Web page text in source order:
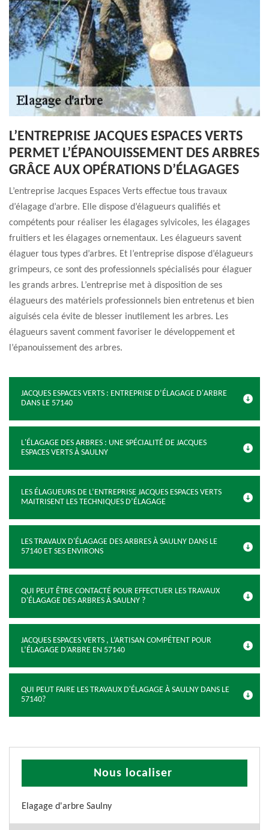
L’ENTREPRISE JACQUES ESPACES VERTS
PERMET L’ÉPANOUISSEMENT DES ARBRES
GRÂCE AUX OPÉRATIONS D’ÉLAGAGES
L’entreprise Jacques Espaces Verts effectue tous travaux
d’élagage d’arbre. Elle dispose d’élagueurs qualifiés et
compétents pour réaliser les élagages sylvicoles, les élagages
fruitiers et les élagages ornementaux. Les élagueurs savent
élaguer tous types d’arbres. Et l’entreprise dispose d’élagueurs
grimpeurs, ce sont des professionnels spécialisés pour élaguer
les grands arbres. L’entreprise met à disposition de ses
élagueurs des matériels professionnels bien entretenus et bien
aiguisés cela évite de blesser inutilement les arbres. Les
élagueurs savent comment favoriser le développement et
l’épanouissement des arbres.
JACQUES ESPACES VERTS : ENTREPRISE D’ÉLAGAGE D'ARBRE
DANS LE 57140
L'ÉLAGAGE DES ARBRES : UNE SPÉCIALITÉ DE JACQUES
ESPACES VERTS À SAULNY
LES ÉLAGUEURS DE L’ENTREPRISE JACQUES ESPACES VERTS
MAITRISENT LES TECHNIQUES D’ÉLAGAGE
LES TRAVAUX D'ÉLAGAGE DES ARBRES À SAULNY DANS LE
57140 ET SES ENVIRONS
QUI PEUT ÊTRE CONTACTÉ POUR EFFECTUER LES TRAVAUX
D'ÉLAGAGE DES ARBRES À SAULNY ?
JACQUES ESPACES VERTS , L’ARTISAN COMPÉTENT POUR
L’ÉLAGAGE D’ARBRE EN 57140
QUI PEUT FAIRE LES TRAVAUX D'ÉLAGAGE À SAULNY DANS LE
57140?
Nous localiser
Elagage d'arbre Saulny